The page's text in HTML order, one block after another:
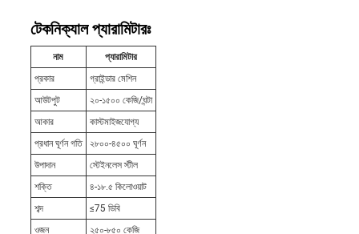
টেকনিক্যাল প্যারামিটারঃ
নাম
প্যারামিটার
প্রকার
গ্রাইন্ডার মেশিন
আউটপুট
২০-১৫০০ কেজি/ঘন্টা
আকার
কাস্টমাইজযোগ্য
প্রধান ঘূর্ণন গতি
২৮০০-৪৫০০ ঘূর্ণন
উপাদান
স্টেইনলেস স্টীল
শক্তি
৪-১৮.৫ কিলোওয়াট
শব্দ
≤75 ডিবি
ওজন
২৫০-৮৫০ কেজি